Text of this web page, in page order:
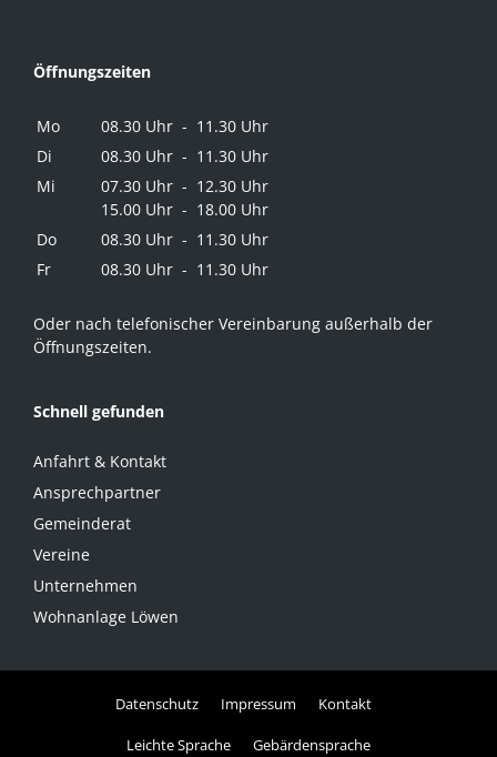
Öffnungszeiten
Mo
08.30 Uhr - 11.30 Uhr
Di
08.30 Uhr - 11.30 Uhr
Mi
07.30 Uhr - 12.30 Uhr
15.00 Uhr - 18.00 Uhr
Do
08.30 Uhr - 11.30 Uhr
Fr
08.30 Uhr - 11.30 Uhr
Oder nach telefonischer Vereinbarung außerhalb der
Öffnungszeiten.
Schnell gefunden
Anfahrt & Kontakt
Ansprechpartner
Gemeinderat
Vereine
Unternehmen
Wohnanlage Löwen
Datenschutz Impressum Kontakt
Leichte Sprache Gebärdensprache